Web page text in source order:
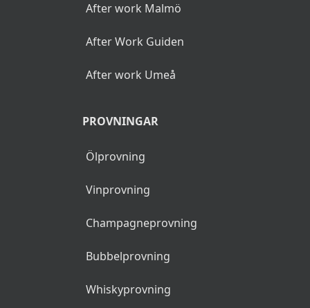
After work Malmö
After Work Guiden
After work Umeå
PROVNINGAR
Ölprovning
Vinprovning
Champagneprovning
Bubbelprovning
Whiskyprovning